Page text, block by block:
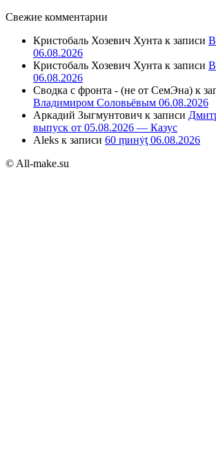
Свежие комментарии
Кристобаль Хозевич Хунта к записи
06.08.2026
Кристобаль Хозевич Хунта к записи
06.08.2026
Сводка с фронта - (не от СемЭна) к
Владимиром Соловьёвым 06.08.2026
Аркадий Зыгмунтович к записи
выпуск от 05.08.2026 — Казус
Aleks к записи 60 ṃинẏƫ 06.08.2026
© All-make.su